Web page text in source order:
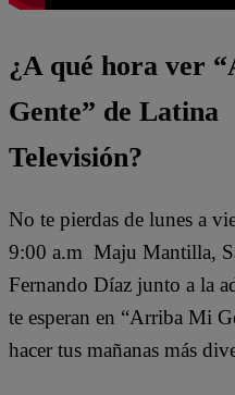
¿A qué hora ver
Gente” de Latina
Televisión?
No te pierdas de lunes a
9:00 a.m Maju Mantilla,
Fernando Díaz junto a la
te esperan en “Arriba Mi
hacer tus mañanas más